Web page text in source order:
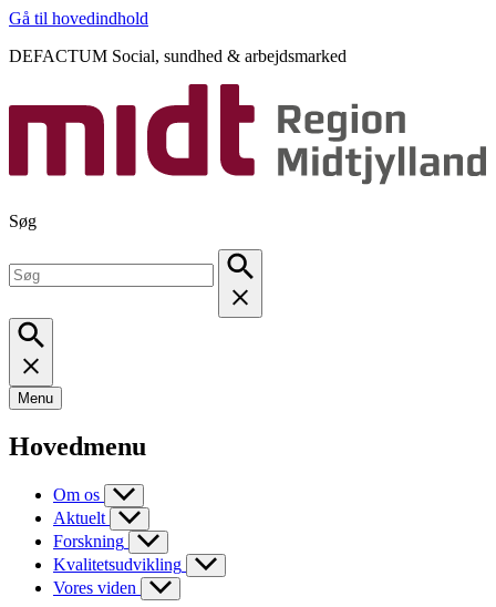
Gå til hovedindhold
DEFACTUM Social, sundhed & arbejdsmarked
Søg
Menu
Hovedmenu
Om os
Aktuelt
Forskning
Kvalitetsudvikling
Vores viden